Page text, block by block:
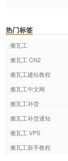
热门标签
搬瓦工
搬瓦工 CN2
搬瓦工建站教程
搬瓦工中文网
搬瓦工补货
搬瓦工补货通知
搬瓦工 VPS
搬瓦工新手教程